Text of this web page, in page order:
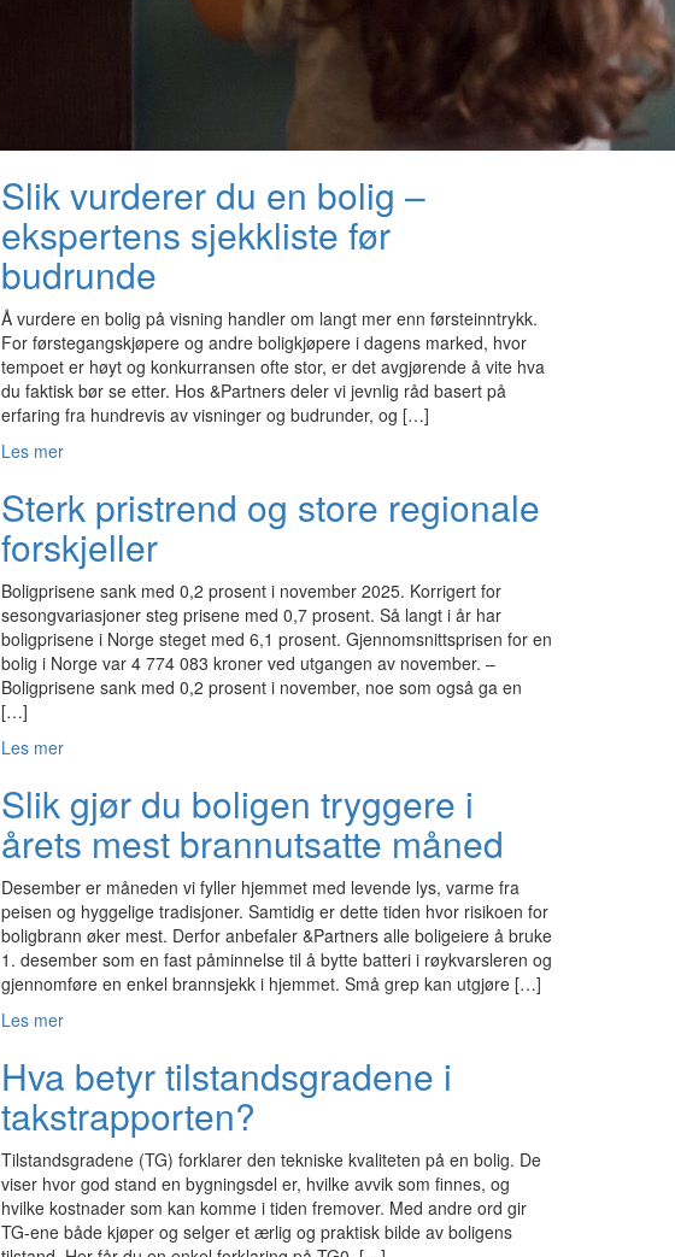
Slik vurderer du en bolig –
ekspertens sjekkliste før
budrunde
Å vurdere en bolig på visning handler om langt mer enn førsteinntrykk.
For førstegangskjøpere og andre boligkjøpere i dagens marked, hvor
tempoet er høyt og konkurransen ofte stor, er det avgjørende å vite hva
du faktisk bør se etter. Hos &Partners deler vi jevnlig råd basert på
erfaring fra hundrevis av visninger og budrunder, og […]
Les mer
Sterk pristrend og store regionale
forskjeller
Boligprisene sank med 0,2 prosent i november 2025. Korrigert for
sesongvariasjoner steg prisene med 0,7 prosent. Så langt i år har
boligprisene i Norge steget med 6,1 prosent. Gjennomsnittsprisen for en
bolig i Norge var 4 774 083 kroner ved utgangen av november. –
Boligprisene sank med 0,2 prosent i november, noe som også ga en
[…]
Les mer
Slik gjør du boligen tryggere i
årets mest brannutsatte måned
Desember er måneden vi fyller hjemmet med levende lys, varme fra
peisen og hyggelige tradisjoner. Samtidig er dette tiden hvor risikoen for
boligbrann øker mest. Derfor anbefaler &Partners alle boligeiere å bruke
1. desember som en fast påminnelse til å bytte batteri i røykvarsleren og
gjennomføre en enkel brannsjekk i hjemmet. Små grep kan utgjøre […]
Les mer
Hva betyr tilstandsgradene i
takstrapporten?
Tilstandsgradene (TG) forklarer den tekniske kvaliteten på en bolig. De
viser hvor god stand en bygningsdel er, hvilke avvik som finnes, og
hvilke kostnader som kan komme i tiden fremover. Med andre ord gir
TG-ene både kjøper og selger et ærlig og praktisk bilde av boligens